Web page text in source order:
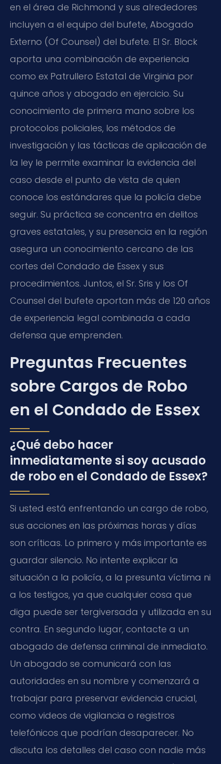
en el área de Richmond y sus alrededores
incluyen a el equipo del bufete, Abogado
Externo (Of Counsel) del bufete. El Sr. Block
aporta una combinación de experiencia
como ex Patrullero Estatal de Virginia por
quince años y abogado en ejercicio. Su
conocimiento de primera mano sobre los
protocolos policiales, los métodos de
investigación y las tácticas de aplicación de
la ley le permite examinar la evidencia del
caso desde el punto de vista de quien
conoce los estándares que la policía debe
seguir. Su práctica se concentra en delitos
graves estatales, y su presencia en la región
asegura un conocimiento cercano de las
cortes del Condado de Essex y sus
procedimientos. Juntos, el Sr. Sris y los Of
Counsel del bufete aportan más de 120 años
de experiencia legal combinada a cada
defensa que emprenden.
Preguntas Frecuentes
sobre Cargos de Robo
en el Condado de Essex
¿Qué debo hacer
inmediatamente si soy acusado
de robo en el Condado de Essex?
Si usted está enfrentando un cargo de robo,
sus acciones en las próximas horas y días
son críticas. Lo primero y más importante es
guardar silencio. No intente explicar la
situación a la policía, a la presunta víctima ni
a los testigos, ya que cualquier cosa que
diga puede ser tergiversada y utilizada en su
contra. En segundo lugar, contacte a un
abogado de defensa criminal de inmediato.
Un abogado se comunicará con las
autoridades en su nombre y comenzará a
trabajar para preservar evidencia crucial,
como videos de vigilancia o registros
telefónicos que podrían desaparecer. No
discuta los detalles del caso con nadie más